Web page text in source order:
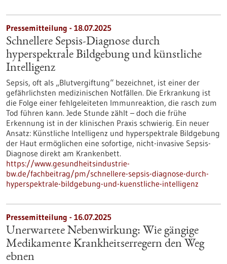
Pressemitteilung - 18.07.2025
Schnellere Sepsis-Diagnose durch
hyperspektrale Bildgebung und künstliche
Intelligenz
Sepsis, oft als „Blutvergiftung“ bezeichnet, ist einer der
gefährlichsten medizinischen Notfällen. Die Erkrankung ist
die Folge einer fehlgeleiteten Immunreaktion, die rasch zum
Tod führen kann. Jede Stunde zählt – doch die frühe
Erkennung ist in der klinischen Praxis schwierig. Ein neuer
Ansatz: Künstliche Intelligenz und hyperspektrale Bildgebung
der Haut ermöglichen eine sofortige, nicht-invasive Sepsis-
Diagnose direkt am Krankenbett.
https://www.gesundheitsindustrie-
bw.de/fachbeitrag/pm/schnellere-sepsis-diagnose-durch-
hyperspektrale-bildgebung-und-kuenstliche-intelligenz
Pressemitteilung - 16.07.2025
Unerwartete Nebenwirkung: Wie gängige
Medikamente Krankheitserregern den Weg
ebnen